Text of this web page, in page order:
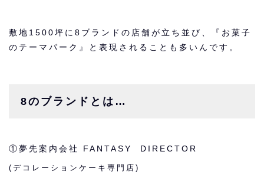
敷地1500坪に8ブランドの店舗が立ち並び、『お菓子
のテーマパーク』
と表現されることも多いんです。
8のブランドとは…
①夢先案内会社 FANTASY DIRECTOR
(デコレーションケーキ専門店)